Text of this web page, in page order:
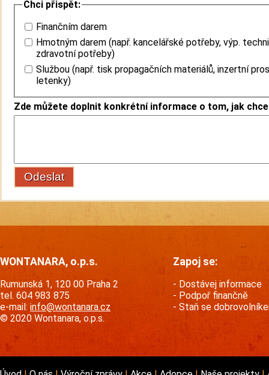
Chci přispět:
Finančním darem
Hmotným darem (např. kancelářské potřeby, výp.
zdravotní potřeby)
Službou (např. tisk propagačních materiálů, inzertní
letenky)
Zde můžete doplnit konkrétní informace o tom, jak
WONTANARA, o.p.s.
Rumunská 1, 120 00 Praha 2
tel. 604 983 875
e-mail: info@wontanara.cz
© 2020 Wontanara, o.p.s.
Zapoj se:
Dostávej informace
Podpoř finančně
Staň se